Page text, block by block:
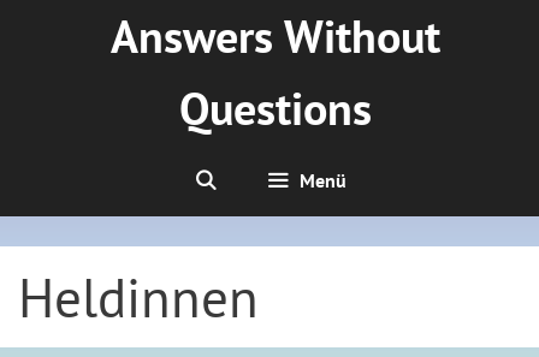
Answers Without
Questions
Menü
Heldinnen